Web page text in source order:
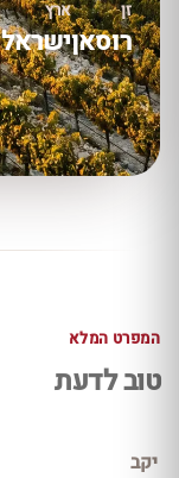
זן
רוסאן
ארץ
ישראל
המפרט המלא
טוב לדעת
יקב